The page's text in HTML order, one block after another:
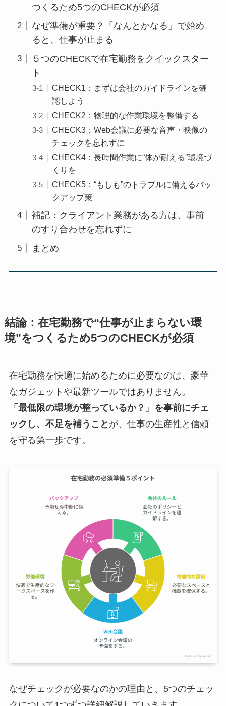
つくるため5つのCHECKが必須
なぜ準備が重要？「なんとかなる」で始め
ると、仕事が止まる
５つのCHECKで在宅勤務をクイックスター
ト
CHECK1：まずは会社のガイドラインを確
認しよう
CHECK2：物理的な作業環境を整備する
CHECK3：Web会議に必要な音声・映像の
チェックを忘れずに
CHECK4：長時間作業に“体が耐える”環境づ
くりを
CHECK5：“もしも”のトラブルに備えるバッ
クアップ策
補記：クライアント業務がある方は、事前
のすり合わせを忘れずに
まとめ
結論：在宅勤務で“仕事が止まらない環
境”をつくるため5つのCHECKが必須
在宅勤務を快適に始めるために必要なのは、豪華
なガジェットや最新ツールではありません。
「最低限の環境が整っているか？」を事前にチェ
ックし、不足を補うこと が、仕事の生産性と信頼
を守る第一歩です。
なぜチェックが必要なのかの理由と、5つのチェッ